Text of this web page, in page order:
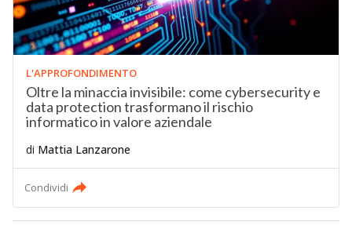
L'APPROFONDIMENTO
Oltre la minaccia invisibile: come cybersecurity e
data protection trasformano il rischio
informatico in valore aziendale
di Mattia Lanzarone
Condividi